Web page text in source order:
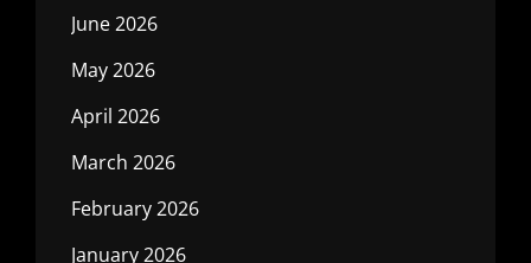
June 2026
May 2026
April 2026
March 2026
February 2026
January 2026